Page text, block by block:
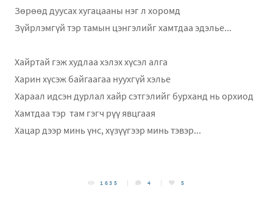
Зөрөөд дуусах хугацааны нэг л хоромд
Зүйрлэмгүй тэр тамын цэнгэлийг хамтдаа эдэлье...
Хайртай гэж худлаа хэлэх хүсэл алга
Харин хүсэж байгаагаа нуухгүй хэлье
Хараал идсэн дурлал хайр сэтгэлийг бурханд нь орхиод
Хамтдаа тэр там гэгч рүү явцгаая
Хацар дээр минь үнс, хүзүүгээр минь тэвэр...
1635 4 5